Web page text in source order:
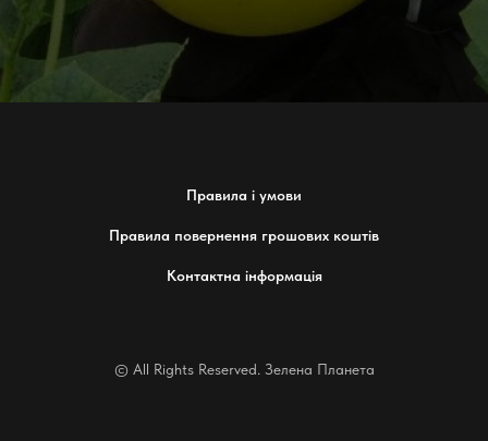
Правила і умови
Правила повернення грошових коштів
Контактна інформація
© All Rights Reserved. Зелена Планета